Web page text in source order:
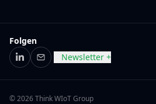
Folgen
LinkedIn
E-MailNewsletter +
© 2026 Think WIoT Group